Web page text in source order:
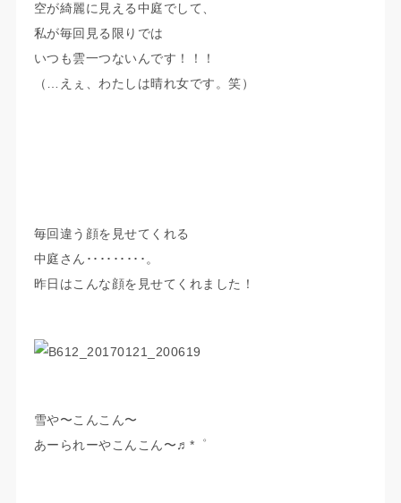
空が綺麗に見える中庭でして、
私が毎回見る限りでは
いつも雲一つないんです！！！
（…えぇ、わたしは晴れ女です。笑）
毎回違う顔を見せてくれる
中庭さん･････････。
昨日はこんな顔を見せてくれました！
雪や〜こんこん〜
あーられーやこんこん〜♬*゜